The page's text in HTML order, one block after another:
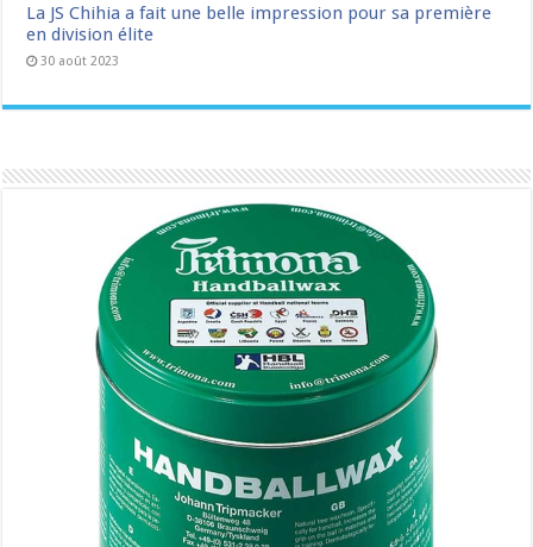
La JS Chihia a fait une belle impression pour sa première
en division élite
30 août 2023